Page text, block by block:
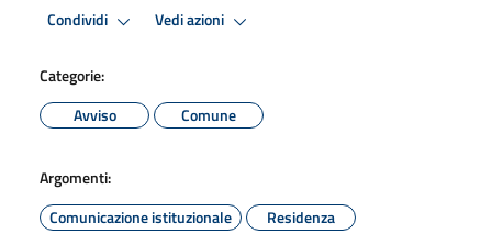
Condividi Vedi azioni
Categorie:
Avviso
Comune
Argomenti:
Comunicazione istituzionale
Residenza